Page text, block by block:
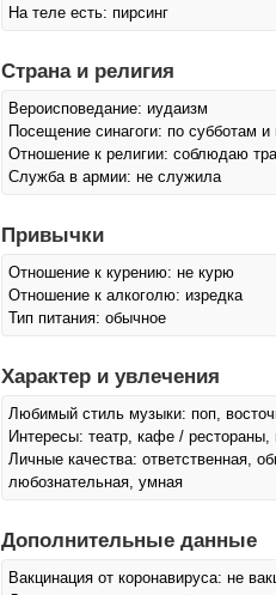
На теле есть: пирсинг
Страна и религия
Вероисповедание: иудаизм
Посещение синагоги: по субботам и
Отношение к религии: соблюдаю
Служба в армии: не служила
Привычки
Отношение к курению: не курю
Отношение к алкоголю: изредка
Тип питания: обычное
Характер и увлечения
Любимый стиль музыки: поп,
Интересы: театр, кафе /
Личные качества: ответственная,
любознательная, умная
Дополнительные данные
Вакцинация от коронавируса: не